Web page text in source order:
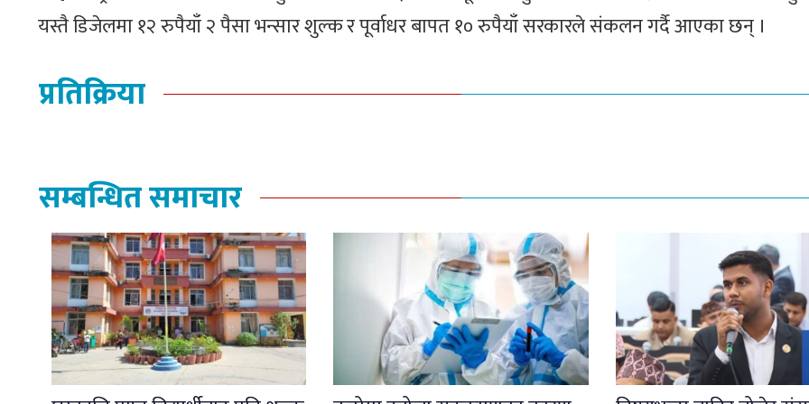
यस्तै डिजेलमा १२ रुपैयाँ २ पैसा भन्सार शुल्क र पूर्वाधर बापत १० रुपैयाँ सरकारले संकलन गर्दै आएका छन् ।
प्रतिक्रिया
सम्बन्धित समाचार